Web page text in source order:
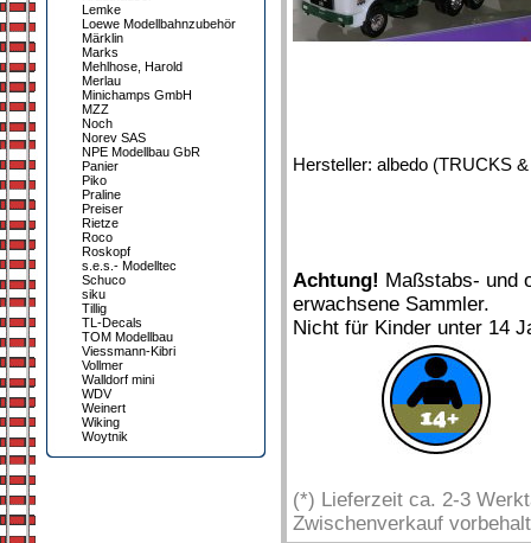
Lemke
Loewe Modellbahnzubehör
Märklin
Marks
Mehlhose, Harold
Merlau
Minichamps GmbH
MZZ
Noch
Norev SAS
NPE Modellbau GbR
Panier
Piko
Praline
Preiser
Rietze
Roco
Roskopf
s.e.s.- Modelltec
Schuco
siku
Tillig
TL-Decals
TOM Modellbau
Viessmann-Kibri
Vollmer
Walldorf mini
WDV
Weinert
Wiking
Woytnik
Hersteller: albedo (TRUCKS
Achtung! Maßstabs- und
erwachsene Sammler.
Nicht für Kinder unter 14
(*) Lieferzeit ca. 2-3
Zwischenverkauf